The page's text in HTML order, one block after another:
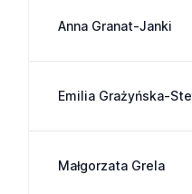
Anna Granat-Janki
Emilia Grażyńska-
Małgorzata Grela